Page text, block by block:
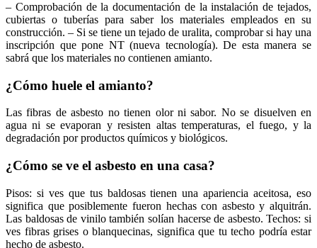
– Comprobación de la documentación de la instalación de tejados,
cubiertas o tuberías para saber los materiales empleados en su
construcción. – Si se tiene un tejado de uralita, comprobar si hay una
inscripción que pone NT (nueva tecnología). De esta manera se
sabrá que los materiales no contienen amianto.
¿Cómo huele el amianto?
Las fibras de asbesto no tienen olor ni sabor. No se disuelven en
agua ni se evaporan y resisten altas temperaturas, el fuego, y la
degradación por productos químicos y biológicos.
¿Cómo se ve el asbesto en una casa?
Pisos: si ves que tus baldosas tienen una apariencia aceitosa, eso
significa que posiblemente fueron hechas con asbesto y alquitrán.
Las baldosas de vinilo también solían hacerse de asbesto. Techos: si
ves fibras grises o blanquecinas, significa que tu techo podría estar
hecho de asbesto.